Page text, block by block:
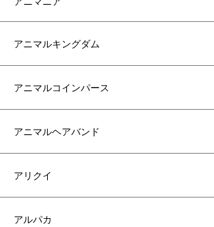
アニマルキングダム
アニマルコインパース
アニマルヘアバンド
アリクイ
アルパカ